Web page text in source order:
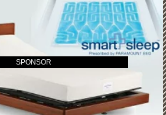
SPONSOR